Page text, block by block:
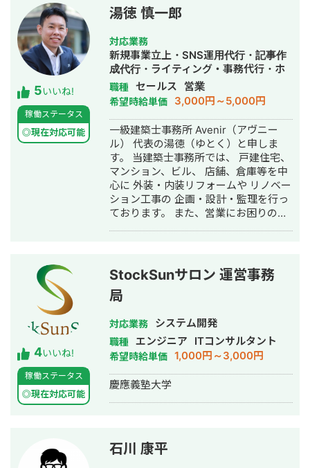
13年目） 「地域の利益を生み出し課題
解決を実現する（Regional Yield
Solution REALIZE）」をミッションに
掲げ、岐阜県を拠点に全国の中小企
業・スタートアップを対象としたSNS
プロモーション・デジタルPR戦略支援
事業を展開。 Instagram・X・
TikTok・YouTube・LINEの全SNSプラ
ットフォームに対応した一気通貫の伴
走型PR支援を提供し、累計支援実績
300社以上。Lステップ正規代理店・iス
テップ正規代理店として、LINE・
Instagramの自動化支援にも対応。 代
理店ビジネスでは1年間で174社の加盟
獲得・売上9,500万円を達成するなど、
地方発のデジタルマーケティング会社
として実績を積み上げています。
5いいね!
稼働ステータス
◎現在対応可能
湯徳 慎一郎
対応業務
新規事業立上・SNS運用代行・記事作
成代行・ライティング・事務代行・ホ
ームページ制作・作成・営業代行
職種 セールス 営業
希望時給単価 3,000円～5,000円
一級建築士事務所 Avenir（アヴニー
ル） 代表の湯徳（ゆとく）と申しま
す。 当建築士事務所では、 戸建住宅、
マンション、ビル、 店舗、倉庫等を中
心に 外装・内装リフォームや リノベー
ション工事の 企画・設計・監理を行っ
ております。 また、営業にお困りの工
育、新入社員教育 ・営業代行、プレゼ
ン代行 ・プレゼン資料及び見積書作成
代行 ・顧客へのアフターフォロー ・営
せていただいております。 【経歴】 高
専卒業後、建設会社、防水工事会社、
大規模修繕工事会社、マンション管理
会社 （建築コンサルティング部門）を
経て独立。 【強み】 新築、土木、修
繕、改修、不動産管理、 設計、コンサ
ルティングの各職種を 17年間で経験し
とが強みです。 経験上、プロジェクト
4いいね!
稼働ステータス
◎現在対応可能
StockSunサロン 運営事務
局
対応業務 システム開発
職種 エンジニア ITコンサルタント
希望時給単価 1,000円～3,000円
慶應義塾大学
石川 康平